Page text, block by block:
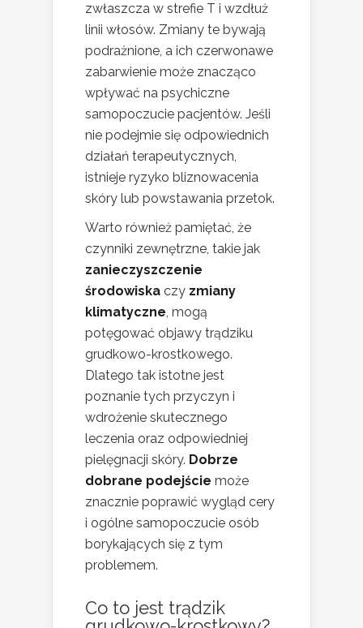
zwłaszcza w strefie T i wzdłuż
linii włosów. Zmiany te bywają
podrażnione, a ich czerwonawe
zabarwienie może znacząco
wpływać na psychiczne
samopoczucie pacjentów. Jeśli
nie podejmie się odpowiednich
działań terapeutycznych,
istnieje ryzyko bliznowacenia
skóry lub powstawania przetok.
Warto również pamiętać, że
czynniki zewnętrzne, takie jak
zanieczyszczenie
środowiska czy zmiany
klimatyczne, mogą
potęgować objawy trądziku
grudkowo-krostkowego.
Dlatego tak istotne jest
poznanie tych przyczyn i
wdrożenie skutecznego
leczenia oraz odpowiedniej
pielęgnacji skóry. Dobrze
dobrane podejście może
znacznie poprawić wygląd cery
i ogólne samopoczucie osób
borykających się z tym
problemem.
Co to jest trądzik